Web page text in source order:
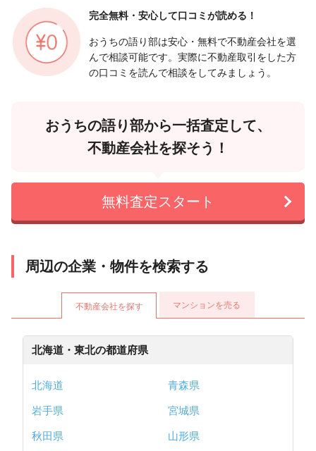
完全無料・安心して口コミが読める！
おうちの語り部は安心・無料で不動産会社を選
んで相談可能です。実際に不動産取引をした方
の口コミを読んで相談をしてみましょう。
おうちの語り部から一括査定して、
不動産会社を探そう！
無料査定スタート
周辺の企業・物件を検索する
不動産会社を探す マンションを売る
北海道・東北の都道府県
北海道
青森県
岩手県
宮城県
秋田県
山形県